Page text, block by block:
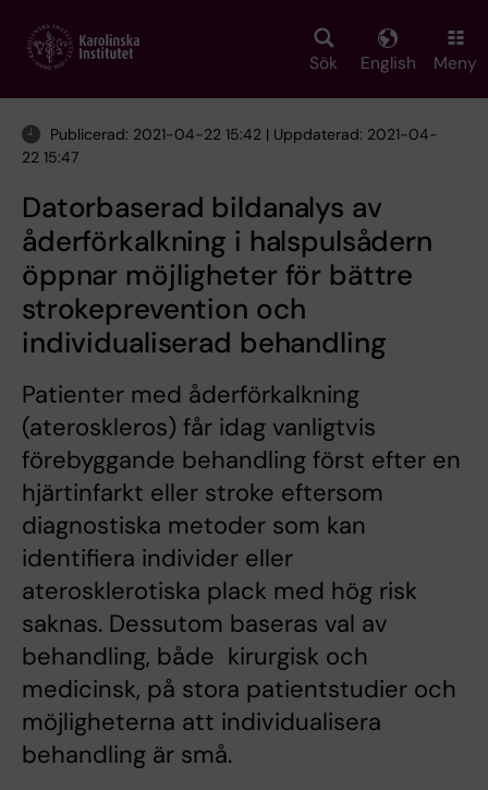
main
Sök English Meny
Publicerad: 2021-04-22 15:42 | Uppdaterad: 2021-04-
22 15:47
Datorbaserad bildanalys av
åderförkalkning i halspulsådern
öppnar möjligheter för bättre
strokeprevention och
individualiserad behandling
Patienter med åderförkalkning
(ateroskleros) får idag vanligtvis
förebyggande behandling först efter en
hjärtinfarkt eller stroke eftersom
diagnostiska metoder som kan
identifiera individer eller
aterosklerotiska plack med hög risk
saknas. Dessutom baseras val av
behandling, både kirurgisk och
medicinsk, på stora patientstudier och
möjligheterna att individualisera
behandling är små.